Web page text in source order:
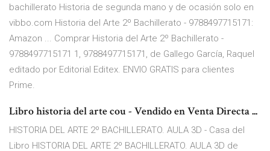
bachillerato Historia de segunda mano y de ocasión solo en
vibbo.com Historia del Arte 2º Bachillerato - 9788497715171:
Amazon ... Comprar Historia del Arte 2º Bachillerato -
9788497715171 1, 9788497715171, de Gallego García, Raquel
editado por Editorial Editex. ENVIO GRATIS para clientes
Prime.
Libro historia del arte cou - Vendido en Venta Directa ...
HISTORIA DEL ARTE 2º BACHILLERATO. AULA 3D - Casa del
Libro HISTORIA DEL ARTE 2º BACHILLERATO. AULA 3D de